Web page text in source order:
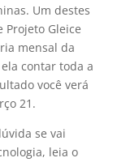
Um destes
Gleice
mensal da
contar toda a
você verá
21.
se vai
leia o